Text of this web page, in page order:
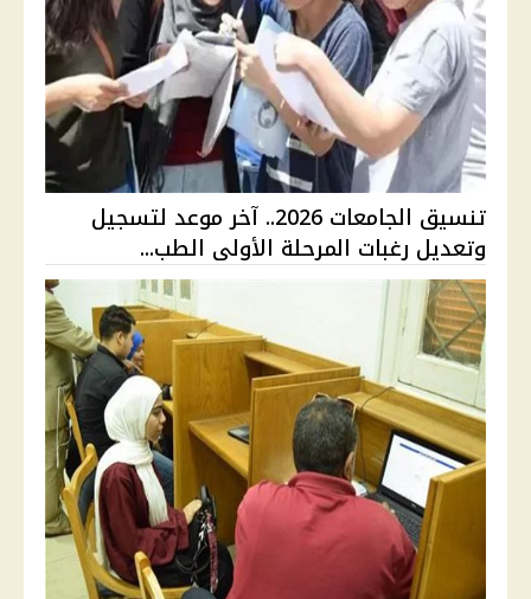
تنسيق الجامعات 2026.. آخر موعد لتسجيل
وتعديل رغبات المرحلة الأولى الطب...